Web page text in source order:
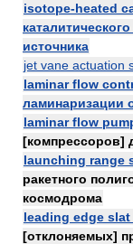
isotope-heated
источника
jet vane actuation
laminar flow
ламинаризации
laminar flow
[компрессоров]
launching range
ракетного
космодрома
leading edge
[отклоняемых]